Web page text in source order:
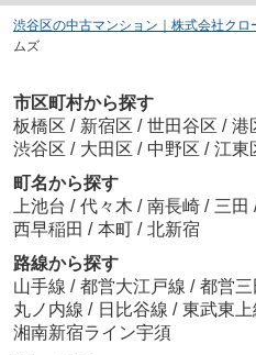
渋谷区の中古マンション｜株式会社クロ
ムズ
市区町村から探す
板橋区 / 新宿区 / 世田谷区 / 港
渋谷区 / 大田区 / 中野区 / 江東
町名から探す
上池台 / 代々木 / 南長崎 / 三田
西早稲田 / 本町 / 北新宿
路線から探す
山手線 / 都営大江戸線 / 都営三
丸ノ内線 / 日比谷線 / 東武東上
湘南新宿ライン宇須